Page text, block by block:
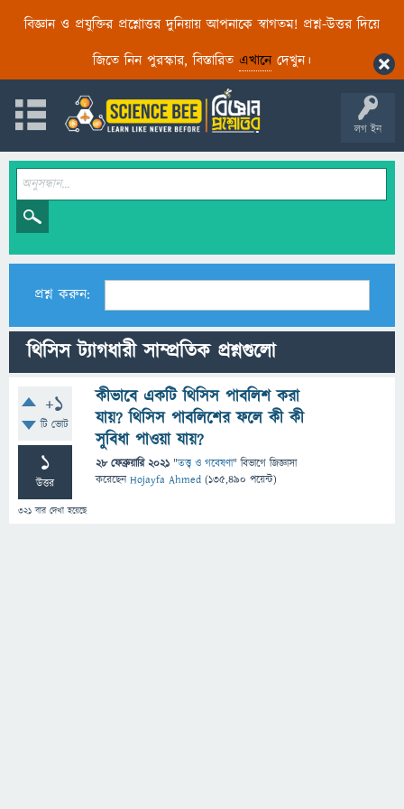
বিজ্ঞান ও প্রযুক্তির প্রশ্নোত্তর দুনিয়ায় আপনাকে স্বাগতম! প্রশ্ন-উত্তর দিয়ে
জিতে নিন পুরস্কার, বিস্তারিত এখানেদেখুন।
লগ ইন
প্রশ্ন করুন:
থিসিস ট্যাগধারী সাম্প্রতিক প্রশ্নগুলো
+1
টি ভোট
1
উত্তর
321 বার দেখা হয়েছে
কীভাবে একটি থিসিস পাবলিশ করা
যায়? থিসিস পাবলিশের ফলে কী কী
সুবিধা পাওয়া যায়?
28 ফেব্রুয়ারি 2021 "তত্ত্ব ও গবেষণা" বিভাগে জিজ্ঞাসা
করেছেনHojayfa Ahmed (135,490 পয়েন্ট)